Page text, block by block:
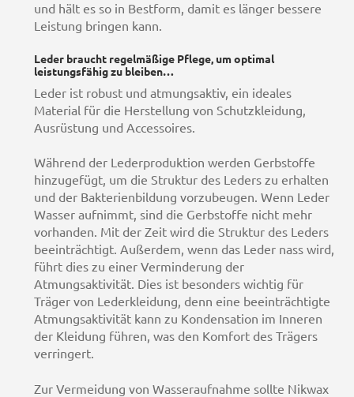
und hält es so in Bestform, damit es länger bessere
Leistung bringen kann.
Leder braucht regelmäßige Pflege, um optimal
leistungsfähig zu bleiben…
Leder ist robust und atmungsaktiv, ein ideales
Material für die Herstellung von Schutzkleidung,
Ausrüstung und Accessoires.
Während der Lederproduktion werden Gerbstoffe
hinzugefügt, um die Struktur des Leders zu erhalten
und der Bakterienbildung vorzubeugen. Wenn Leder
Wasser aufnimmt, sind die Gerbstoffe nicht mehr
vorhanden. Mit der Zeit wird die Struktur des Leders
beeinträchtigt. Außerdem, wenn das Leder nass wird,
führt dies zu einer Verminderung der
Atmungsaktivität. Dies ist besonders wichtig für
Träger von Lederkleidung, denn eine beeinträchtigte
Atmungsaktivität kann zu Kondensation im Inneren
der Kleidung führen, was den Komfort des Trägers
verringert.
Zur Vermeidung von Wasseraufnahme sollte Nikwax